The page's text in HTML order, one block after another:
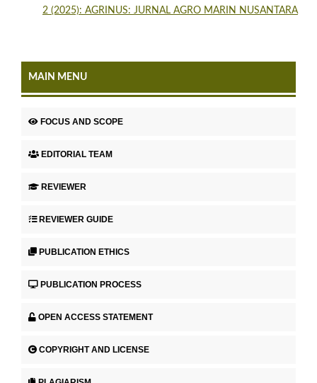
2 (2025): AGRINUS: JURNAL AGRO MARIN NUSANTARA
MAIN MENU
FOCUS AND SCOPE
EDITORIAL TEAM
REVIEWER
REVIEWER GUIDE
PUBLICATION ETHICS
PUBLICATION PROCESS
OPEN ACCESS STATEMENT
COPYRIGHT AND LICENSE